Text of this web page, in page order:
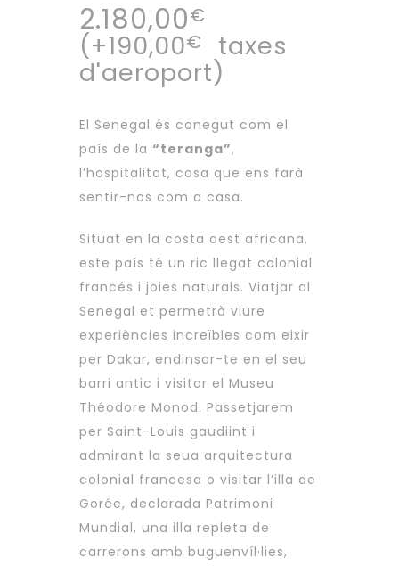
2.180,00€
(+190,00€
taxes
d'aeroport)
El Senegal és conegut com el
país de la “teranga”,
l’hospitalitat, cosa que ens farà
sentir-nos com a casa.
Situat en la costa oest africana,
este país té un ric llegat colonial
francés i joies naturals. Viatjar al
Senegal et permetrà viure
experiències increïbles com eixir
per Dakar, endinsar-te en el seu
barri antic i visitar el Museu
Théodore Monod. Passetjarem
per Saint-Louis gaudiint i
admirant la seua arquitectura
colonial francesa o visitar l’illa de
Gorée, declarada Patrimoni
Mundial, una illa repleta de
carrerons amb buguenvíl·lies,